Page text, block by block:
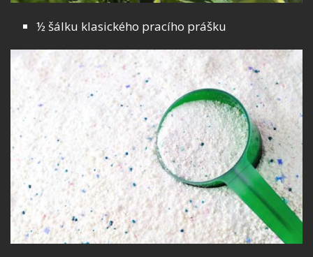
½ šálku klasického pracího prášku